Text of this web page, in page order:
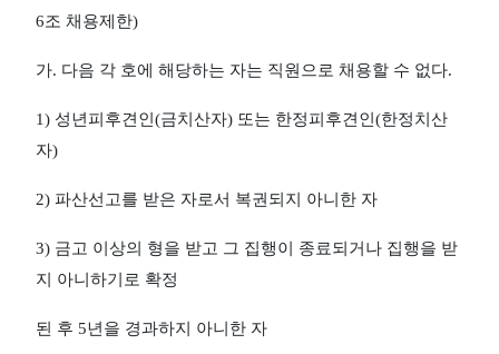
6조 채용제한)
가. 다음 각 호에 해당하는 자는 직원으로 채용할 수 없다.
1) 성년피후견인 (금치산자) 또는 한정피후견인 (한정치산
자)
2) 파산선고를 받은 자로서 복권되지 아니한 자
3) 금고 이상의 형을 받고 그 집행이 종료되거나 집행을 받
지 아니하기로 확정
된 후 5년을 경과하지 아니한 자